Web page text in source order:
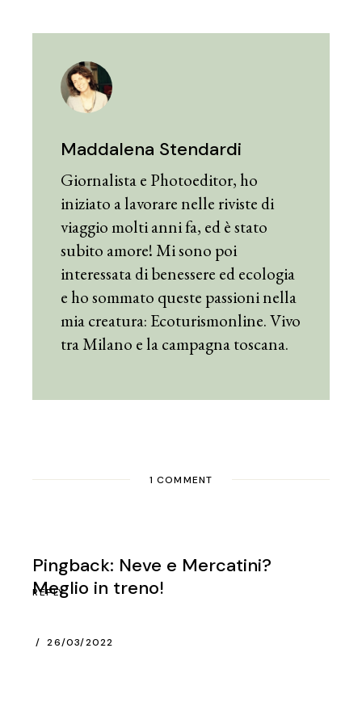
Maddalena Stendardi
Giornalista e Photoeditor, ho
iniziato a lavorare nelle riviste di
viaggio molti anni fa, ed è stato
subito amore! Mi sono poi
interessata di benessere ed ecologia
e ho sommato queste passioni nella
mia creatura: Ecoturismonline. Vivo
tra Milano e la campagna toscana.
1 COMMENT
Pingback: Neve e Mercatini?
Meglio in treno!
26/03/2022
REPLY